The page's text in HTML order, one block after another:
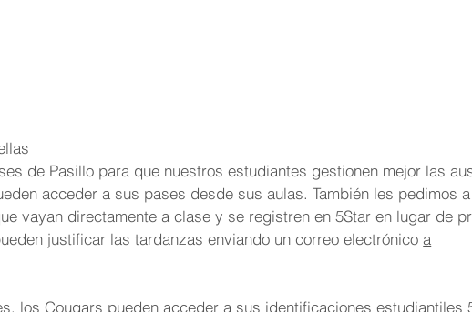
de Pasillo para que nuestros estudiantes gestionen mejor las
acceder a sus pases desde sus aulas. También les pedimos
vayan directamente a clase y se registren en 5Star en lugar de
justificar las tardanzas enviando un correo electrónicoa
los Cougars pueden acceder a sus identificaciones estudiantiles